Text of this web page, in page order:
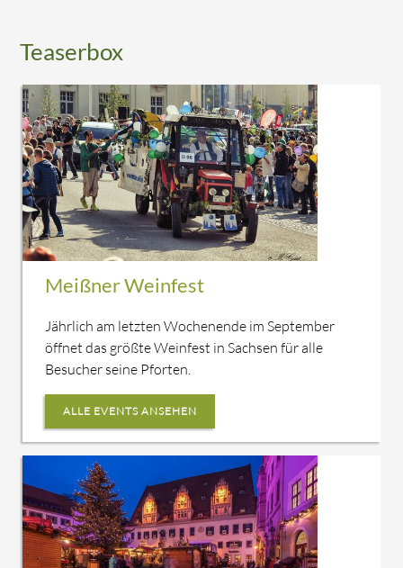
Teaserbox
Meißner Weinfest
Jährlich am letzten Wochenende im September
öffnet das größte Weinfest in Sachsen für alle
Besucher seine Pforten.
ALLE EVENTS ANSEHEN